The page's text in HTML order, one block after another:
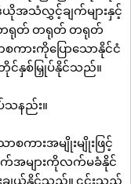
ယိုအသံလွှင့်ချက်များနှင့်
တရုတ် တရုတ် တရုတ်
ားကိုပြောသောနိုင်ငံ
နှစ်မြှုပ်နိုင်သည်။
နည်း။
စကားအမျိုးမျိုးဖြင့်
အများကိုလက်မခံနိုင်
ချယ်နိုင်သည်။ ၎င်းသည်